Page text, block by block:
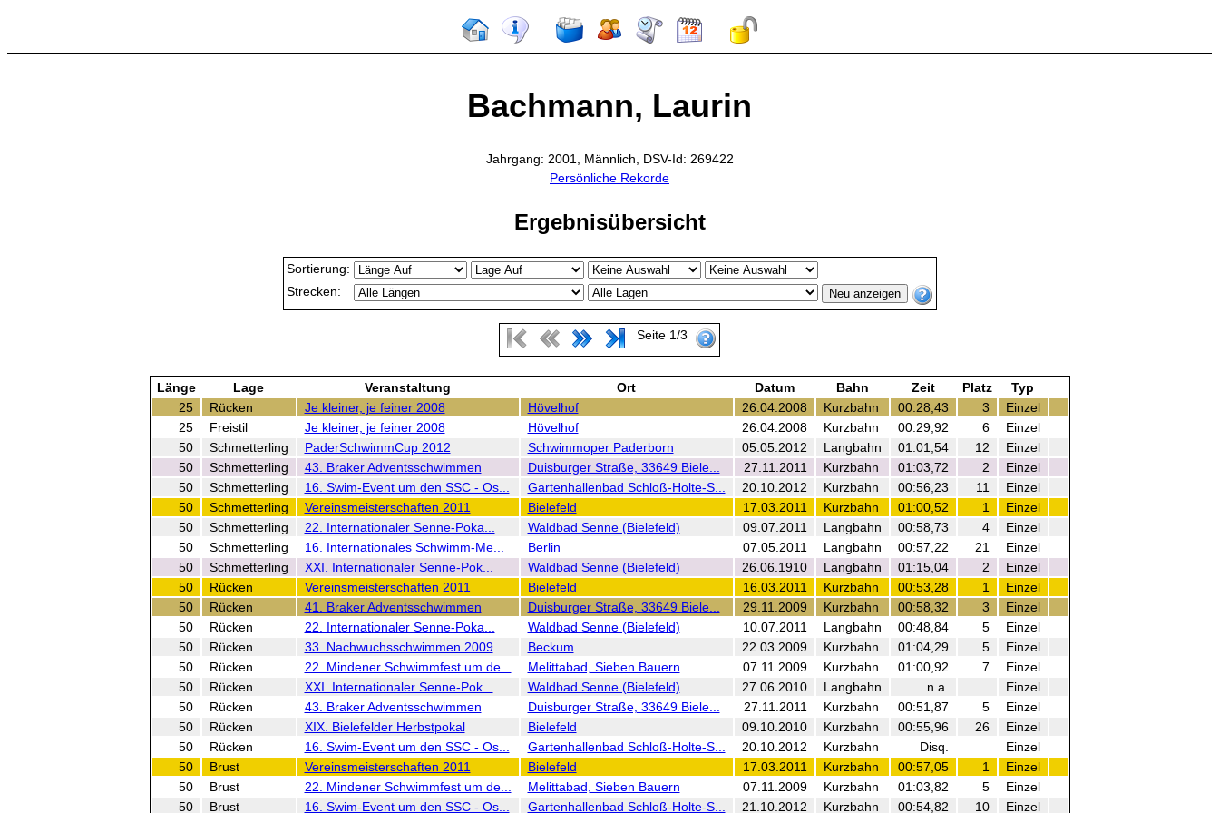
Bachmann, Laurin
Jahrgang: 2001, Männlich, DSV-Id: 269422
Persönliche Rekorde
Ergebnisübersicht
Sortierung:
Strecken:
Seite 1/3
Länge Lage Veranstaltung Ort Datum Bahn Zeit Platz
Typ
25
Rücken Je kleiner, je feiner 2008 Hövelhof 26.04.2008 Kurzbahn 00:28,43 3
Einzel
25
Freistil Je kleiner, je feiner 2008 Hövelhof 26.04.2008 Kurzbahn 00:29,92 6
Einzel
50
Schmetterling PaderSchwimmCup 2012 Schwimmoper Paderborn 05.05.2012 Langbahn 01:01,54 12
Einzel
50
Schmetterling 43. Braker Adventsschwimmen Duisburger Straße, 33649 Biele... 27.11.2011 Kurzbahn 01:03,72 2
Einzel
50
Schmetterling 16. Swim-Event um den SSC - Os... Gartenhallenbad Schloß-Holte-S... 20.10.2012 Kurzbahn 00:56,23 11
Einzel
50
Schmetterling Vereinsmeisterschaften 2011 Bielefeld 17.03.2011 Kurzbahn 01:00,52 1
Einzel
50
Schmetterling 22. Internationaler Senne-Poka... Waldbad Senne (Bielefeld) 09.07.2011 Langbahn 00:58,73 4
Einzel
50
Schmetterling 16. Internationales Schwimm-Me... Berlin 07.05.2011 Langbahn 00:57,22 21
Einzel
50
Schmetterling XXI. Internationaler Senne-Pok... Waldbad Senne (Bielefeld) 26.06.1910 Langbahn 01:15,04 2
Einzel
50
Rücken Vereinsmeisterschaften 2011 Bielefeld 16.03.2011 Kurzbahn 00:53,28 1
Einzel
50
Rücken 41. Braker Adventsschwimmen Duisburger Straße, 33649 Biele... 29.11.2009 Kurzbahn 00:58,32 3
Einzel
50
Rücken 22. Internationaler Senne-Poka... Waldbad Senne (Bielefeld) 10.07.2011 Langbahn 00:48,84 5
Einzel
50
Rücken 33. Nachwuchsschwimmen 2009 Beckum 22.03.2009 Kurzbahn 01:04,29 5
Einzel
50
Rücken 22. Mindener Schwimmfest um de... Melittabad, Sieben Bauern 07.11.2009 Kurzbahn 01:00,92 7
Einzel
50
Rücken XXI. Internationaler Senne-Pok... Waldbad Senne (Bielefeld) 27.06.2010 Langbahn n.a.
Einzel
50
Rücken 43. Braker Adventsschwimmen Duisburger Straße, 33649 Biele... 27.11.2011 Kurzbahn 00:51,87 5
Einzel
50
Rücken XIX. Bielefelder Herbstpokal Bielefeld 09.10.2010 Kurzbahn 00:55,96 26
Einzel
50
Rücken 16. Swim-Event um den SSC - Os... Gartenhallenbad Schloß-Holte-S... 20.10.2012 Kurzbahn Disq.
Einzel
50
Brust Vereinsmeisterschaften 2011 Bielefeld 17.03.2011 Kurzbahn 00:57,05 1
Einzel
50
Brust 22. Mindener Schwimmfest um de... Melittabad, Sieben Bauern 07.11.2009 Kurzbahn 01:03,82 5
Einzel
50
Brust 16. Swim-Event um den SSC - Os... Gartenhallenbad Schloß-Holte-S... 21.10.2012 Kurzbahn 00:54,82 10 Einzel